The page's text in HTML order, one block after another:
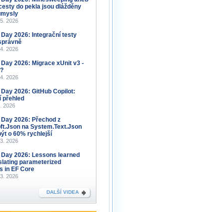
do pekla jsou dlážděny
2026
Day 2026: Integrační testy
2026
Day 2026: Migrace xUnit v3 -
2026
Day 2026: GitHub Copilot:
přehled
2026
Day 2026: Přechod z
na System.Text.Json
o 60% rychlejší
2026
Day 2026: Lessons learned
parameterized
in EF Core
2026
DALŠÍ VIDEA